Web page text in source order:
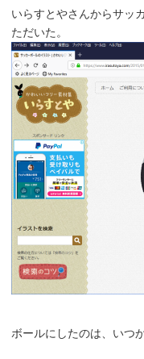
いらすとやさんからサッ
ただいた。
ボールにしたのは、いつ